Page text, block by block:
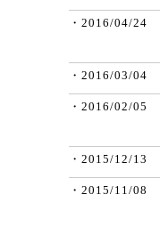
・2016/04/24
・2016/03/04
・2016/02/05
・2015/12/13
・2015/11/08